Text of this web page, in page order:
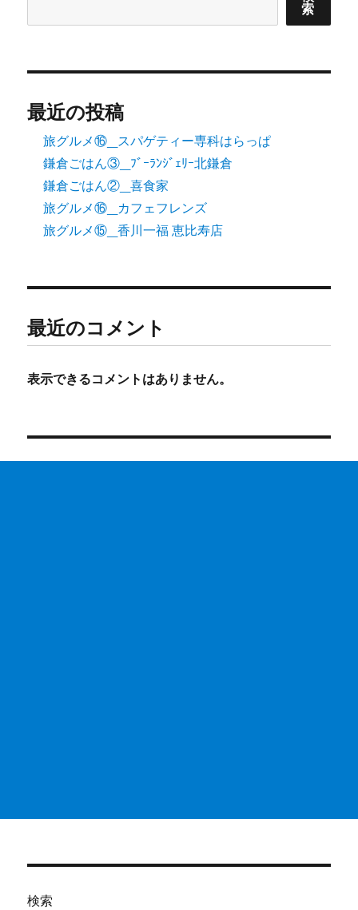
鎌
ー
送
り
索
最近の投稿
旅グルメ⑯_スパゲティー専科はらっぱ
鎌倉ごはん③_ﾌﾞｰﾗﾝｼﾞｪﾘｰ北鎌倉
鎌倉ごはん②_喜食家
旅グルメ⑯_カフェフレンズ
旅グルメ⑮_香川一福 恵比寿店
最近のコメント
表示できるコメントはありません。
検索